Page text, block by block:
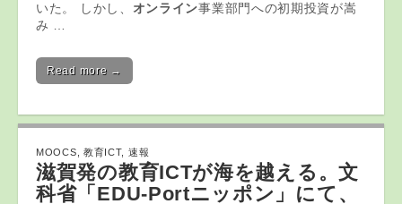
いた。 しかし、 オンライン事業部門への初期投資が嵩
み …
Read more →
MOOCS 教育ICT, 速報
滋賀発の教育ICTが海を越える。文
科省「EDU-Portニッポン」にて、